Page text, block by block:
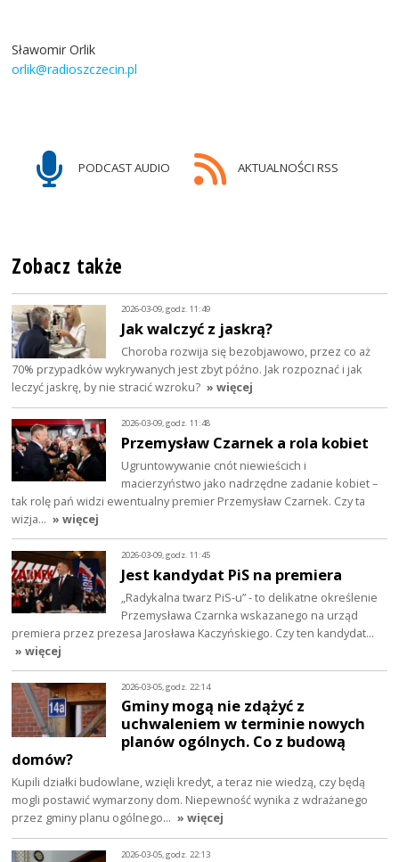
Sławomir Orlik
orlik@radioszczecin.pl
PODCAST AUDIO AKTUALNOŚCI RSS
Zobacz także
2026-03-09, godz. 11:49
Jak walczyć z jaskrą?
Choroba rozwija się bezobjawowo, przez co aż
70% przypadków wykrywanych jest zbyt późno. Jak rozpoznać i jak
leczyć jaskrę, by nie stracić wzroku? » więcej
2026-03-09, godz. 11:48
Przemysław Czarnek a rola kobiet
Ugruntowywanie cnót niewieścich i
macierzyństwo jako nadrzędne zadanie kobiet –
tak rolę pań widzi ewentualny premier Przemysław Czarnek. Czy ta
wizja… » więcej
2026-03-09, godz. 11:45
Jest kandydat PiS na premiera
„Radykalna twarz PiS-u” - to delikatne określenie
Przemysława Czarnka wskazanego na urząd
premiera przez prezesa Jarosława Kaczyńskiego. Czy ten kandydat…
» więcej
2026-03-05, godz. 22:14
Gminy mogą nie zdążyć z
uchwaleniem w terminie nowych
planów ogólnych. Co z budową
domów?
Kupili działki budowlane, wzięli kredyt, a teraz nie wiedzą, czy będą
mogli postawić wymarzony dom. Niepewność wynika z wdrażanego
przez gminy planu ogólnego… » więcej
2026-03-05, godz. 22:13